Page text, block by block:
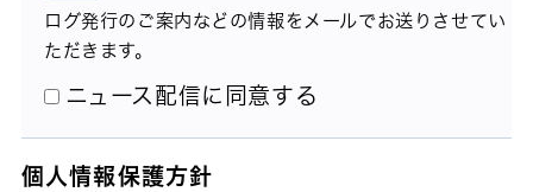
ログ発行のご案内などの情報をメールでお送りさせてい
ただきます。
ニュース配信に同意する
個人情報保護方針